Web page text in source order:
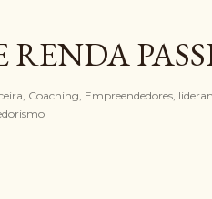
RENDA
Coaching, Empreendedores,